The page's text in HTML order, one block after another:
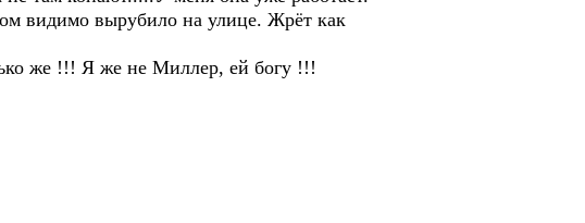
видимо вырубило на улице. Жрёт как
же !!! Я же не Миллер, ей богу !!!